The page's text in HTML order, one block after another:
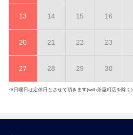
13 14 15 16
20 21 22 23
27 28 29 30
※日曜日は定休日とさせて頂きます(with茶屋町店を除く)